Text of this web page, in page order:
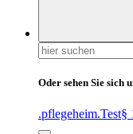
Suchen
nach:
Oder sehen Sie sich
.pflegeheim.Test§